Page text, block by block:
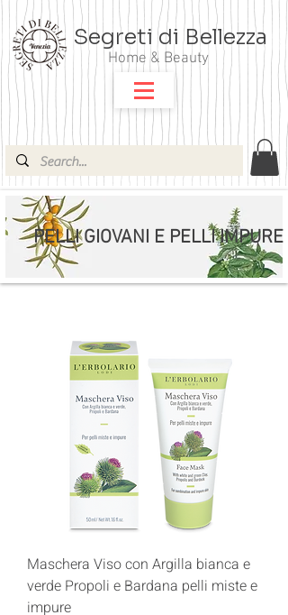
Segreti di Bellezza
Home & Beauty
PELLI GIOVANI E PELLI IMPURE
Maschera Viso con Argilla bianca e
verde Propoli e Bardana pelli miste e
impure